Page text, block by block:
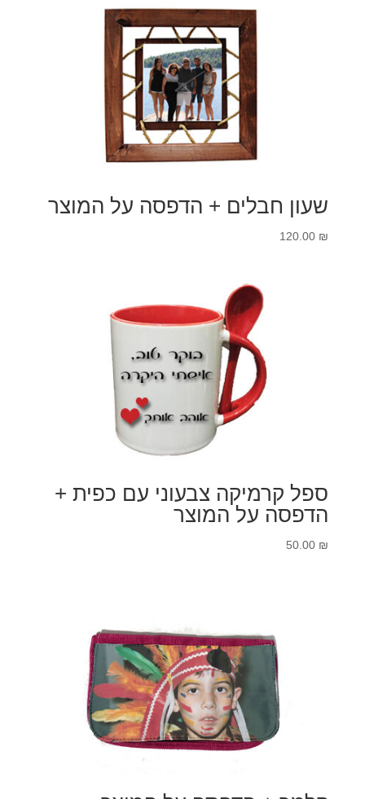
שעון חבלים + הדפסה על המוצר
120.00 ₪
ספל קרמיקה צבעוני עם כפית +
הדפסה על המוצר
50.00 ₪